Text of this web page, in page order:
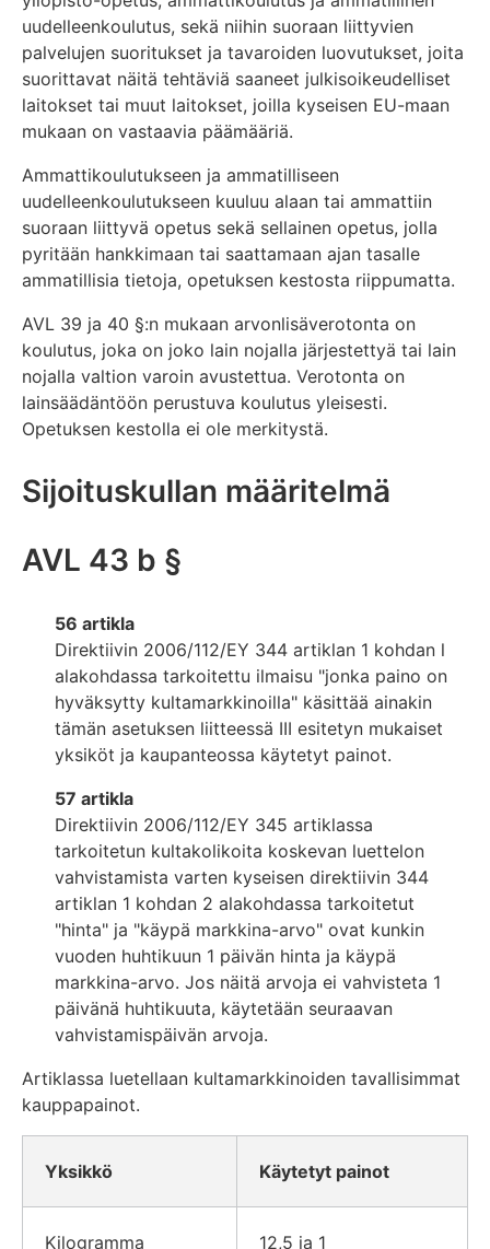
uudelleenkoulutus, sekä niihin suoraan liittyvien
palvelujen suoritukset ja tavaroiden luovutukset, joita
suorittavat näitä tehtäviä saaneet julkisoikeudelliset
laitokset tai muut laitokset, joilla kyseisen EU-maan
mukaan on vastaavia päämääriä.
Ammattikoulutukseen ja ammatilliseen
uudelleenkoulutukseen kuuluu alaan tai ammattiin
suoraan liittyvä opetus sekä sellainen opetus, jolla
pyritään hankkimaan tai saattamaan ajan tasalle
ammatillisia tietoja, opetuksen kestosta riippumatta.
AVL 39 ja 40 §:n mukaan arvonlisäverotonta on
koulutus, joka on joko lain nojalla järjestettyä tai lain
nojalla valtion varoin avustettua. Verotonta on
lainsäädäntöön perustuva koulutus yleisesti.
Opetuksen kestolla ei ole merkitystä.
Sijoituskullan määritelmä
AVL 43 b §
56 artikla
Direktiivin 2006/112/EY 344 artiklan 1 kohdan l
alakohdassa tarkoitettu ilmaisu "jonka paino on
hyväksytty kultamarkkinoilla" käsittää ainakin
tämän asetuksen liitteessä III esitetyn mukaiset
yksiköt ja kaupanteossa käytetyt painot.
57 artikla
Direktiivin 2006/112/EY 345 artiklassa
tarkoitetun kultakolikoita koskevan luettelon
vahvistamista varten kyseisen direktiivin 344
artiklan 1 kohdan 2 alakohdassa tarkoitetut
"hinta" ja "käypä markkina-arvo" ovat kunkin
vuoden huhtikuun 1 päivän hinta ja käypä
markkina-arvo. Jos näitä arvoja ei vahvisteta 1
päivänä huhtikuuta, käytetään seuraavan
vahvistamispäivän arvoja.
Artiklassa luetellaan kultamarkkinoiden tavallisimmat
kauppapainot.
Yksikkö Käytetyt painot
Kilogramma 12,5 ja 1